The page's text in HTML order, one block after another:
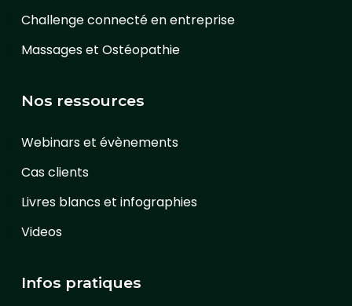
Challenge connecté en entreprise
Massages et Ostéopathie
Nos ressources
Webinars et évènements
Cas clients
Livres blancs et infographies
Videos
Infos pratiques